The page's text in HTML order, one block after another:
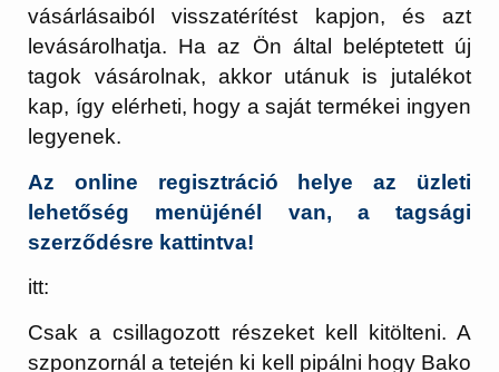
vásárlásaiból visszatérítést kapjon, és azt
levásárolhatja. Ha az Ön által beléptetett új
tagok vásárolnak, akkor utánuk is jutalékot
kap, így elérheti, hogy a saját termékei ingyen
legyenek.
Az online regisztráció helye az üzleti
lehetőség menüjénél van, a tagsági
szerződésre kattintva!
itt:
Csak a csillagozott részeket kell kitölteni. A
szponzornál a tetején ki kell pipálni hogy Bako